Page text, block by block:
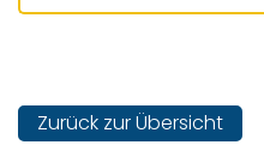
Zurück zur Übersicht